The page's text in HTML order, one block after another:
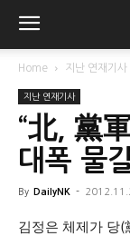
Home 지난 연재기사
지난 연재기사
“北, 黨
대폭 물
By DailyNK -
김정은 체제가 당(